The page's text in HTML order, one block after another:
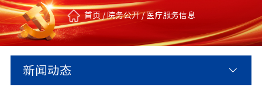
首页 / 院务公开/医疗服务信息
新闻动态